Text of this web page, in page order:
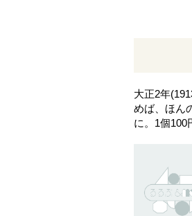
大正2年
めば、ほん
に。1個100